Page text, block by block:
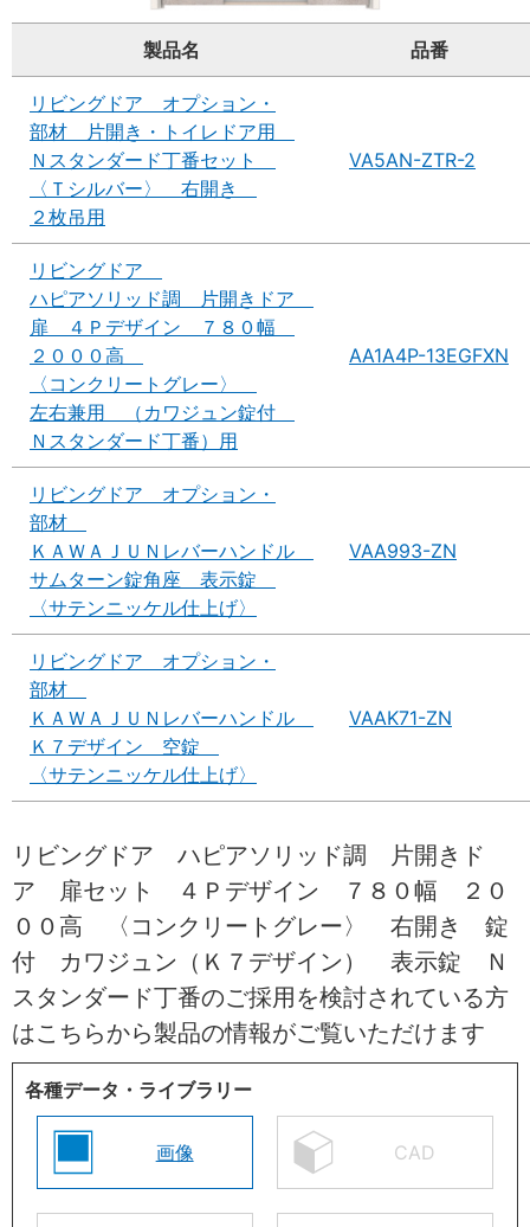
製品名 品番
リビングドア オプション・
部材 片開き・トイレドア用
Ｎスタンダード丁番セット
〈Ｔシルバー〉 右開き
２枚吊用
VA5AN-ZTR-2
リビングドア
ハピアソリッド調 片開きドア
扉 ４Ｐデザイン ７８０幅
２０００高
〈コンクリートグレー〉
左右兼用 （カワジュン錠付
Ｎスタンダード丁番）用
AA1A4P-13EGFXN
リビングドア オプション・
部材
ＫＡＷＡＪＵＮレバーハンドル
サムターン錠角座 表示錠
〈サテンニッケル仕上げ〉
VAA993-ZN
リビングドア オプション・
部材
ＫＡＷＡＪＵＮレバーハンドル
Ｋ７デザイン 空錠
〈サテンニッケル仕上げ〉
VAAK71-ZN
リビングドア ハピアソリッド調 片開きド
ア 扉セット ４Ｐデザイン ７８０幅 ２０
００高 〈コンクリートグレー〉 右開き 錠
付 カワジュン（Ｋ７デザイン） 表示錠 Ｎ
スタンダード丁番のご採用を検討されている方
はこちらから製品の情報がご覧いただけます
各種データ・ライブラリー
画像 CAD